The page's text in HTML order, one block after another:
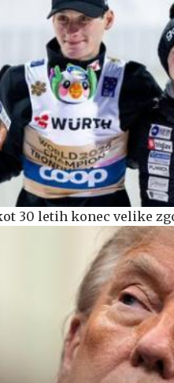
30 letih konec velike